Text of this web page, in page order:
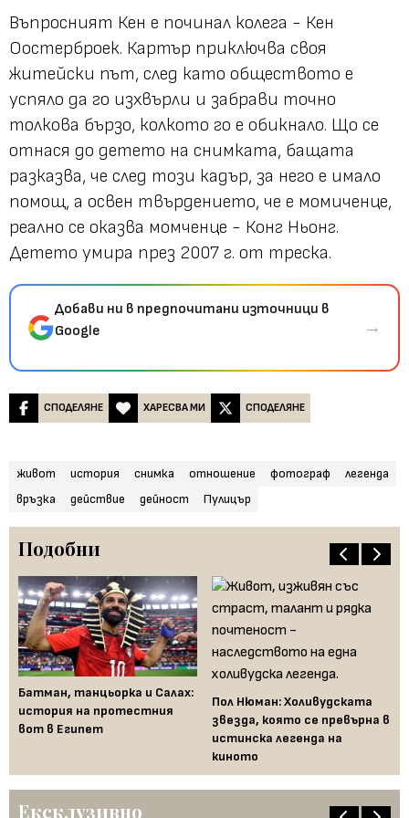
Въпросният Кен е починал колега - Кен
Оостерброек. Картър приключва своя
житейски път, след като обществото е
успяло да го изхвърли и забрави точно
толкова бързо, колкото го е обикнало. Що се
отнася до детето на снимката, бащата
разказва, че след този кадър, за него е имало
помощ, а освен твърдението, че е момиченце,
реално се оказва момченце - Конг Ньонг.
Детето умира през 2007 г. от треска.
Добави ни в предпочитани източници в
Google
→
СПОДЕЛЯНЕ ХАРЕСВА МИ СПОДЕЛЯНЕ
живот история снимка отношение фотограф
легенда
връзка
действие дейност Пулицър
Подобни
Батман, танцьорка и Салах:
история на протестния
вот в Египет
Пол Нюман: Холивудската
звезда, която се превърна в
истинска легенда на
киното
Ексклузивно